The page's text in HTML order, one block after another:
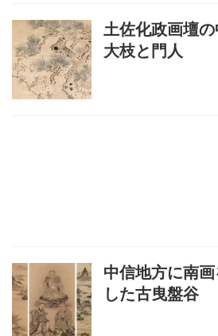
土佐化政画壇
大枝と門人
中信地方に南
した古曳盤谷